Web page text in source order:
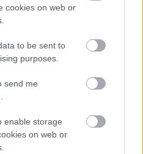
cookies on web or
to be sent to
purposes.
send me
enable storage
on web or
stille i eliten, og om de
Kristin etter VM-femmila i
Thore / BILDBYRÅN